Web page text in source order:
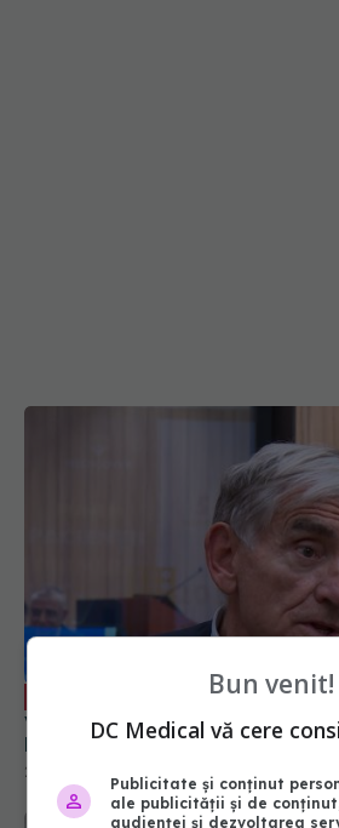
voie” nu ne scapă de bolile
Prevenția, un “cont de
26 sep 2025, 19:35
Bun venit!
DC Medical vă cere
Publicitate și conținut
ale publicității și de
audienței și dezvoltarea